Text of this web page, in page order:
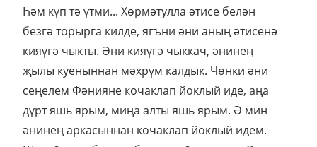
Һәм күп тә үтми... Хөрмәтулла әтисе белән
безгә торырга килде, ягъни әни аның әтисенә
кияүгә чыкты. Әни кияүгә чыккач, әнинең
җылы куеныннан мәхрүм калдык. Чөнки әни
сеңелем Фәнияне кочаклап йоклый иде, аңа
дүрт яшь ярым, миңа алты яшь ярым. Ә мин
әнинең аркасыннан кочаклап йоклый идем.